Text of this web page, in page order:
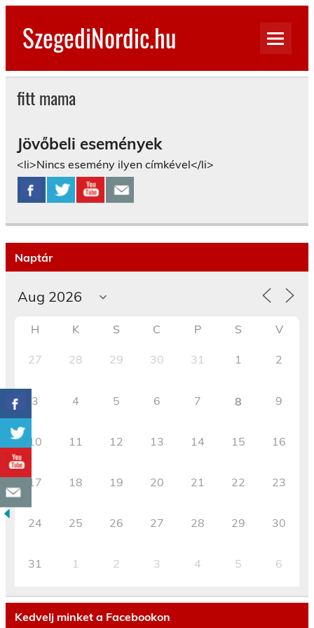
Skip
contentSzegediNordic.hu
fitt mama
Jövőbeli események
<li>Nincs esemény ilyen címkével</li>
Naptár
H K S C P S V
27 28 29 30 31 1 2
3 4 5 6 7 8 9
10 11 12 13 14 15 16
17 18 19 20 21 22 23
24 25 26 27 28 29 30
31 1 2 3 4 5 6
Kedvelj minket a Facebookon